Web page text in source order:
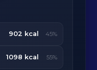
902 kcal 45%
1098 kcal 55%